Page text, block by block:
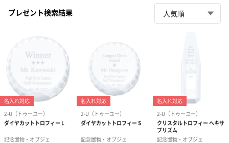
プレゼント検索結果